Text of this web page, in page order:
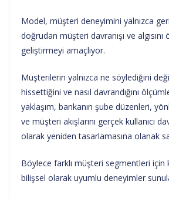
Model, müşteri deneyimini yalnızca
doğrudan müşteri davranışı ve
geliştirmeyi amaçlıyor.
Müşterilerin yalnızca ne söylediğini
hissettiğini ve nasıl davrandığını
yaklaşım, bankanın şube düzenleri,
ve müşteri akışlarını gerçek kullanıcı
olarak yeniden tasarlamasına olanak
Böylece farklı müşteri segmentleri için
bilişsel olarak uyumlu deneyimler